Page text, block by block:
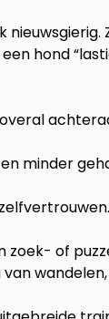
hond
minder
zoek- of